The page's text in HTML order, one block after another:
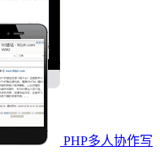
PHP多人协作写